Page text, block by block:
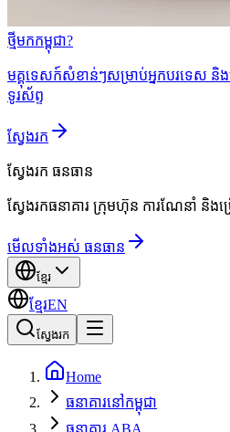
ថ្មីមកកម្ពុជា?
មគ្គុទេសក៍សំខាន់ៗសម្រាប់អ្នកបរទេស និ
ទូរស័ព្ទ
ស្វែងរក
ស្វែងរក ធនធាន
ស្វែងរកធនាគារ ក្រុមហ៊ុន ការណែនាំ និង
មើលទាំងអស់ ធនធាន
ខ្មែរ
ខ្មែរEN
ស្វែងរក
Home
ធនាគារនៅកម្ពុជា
ធនាគារ ABA